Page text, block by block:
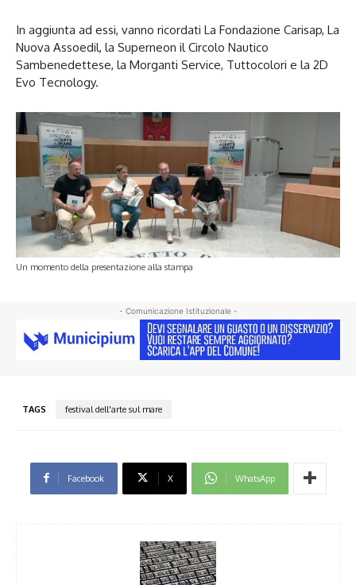
In aggiunta ad essi, vanno ricordati La Fondazione Carisap, La
Nuova Assoedil, la Superneon il Circolo Nautico
Sambenedettese, la Morganti Service, Tuttocolori e la 2D
Evo Tecnology.
Un momento della presentazione alla stampa
- Comunicazione Istituzionale -
TAGS festival dell'arte sul mare
Facebook X WhatsApp